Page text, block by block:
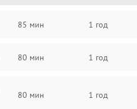
85 мин 1 год
80 мин 1 год
80 мин 1 год